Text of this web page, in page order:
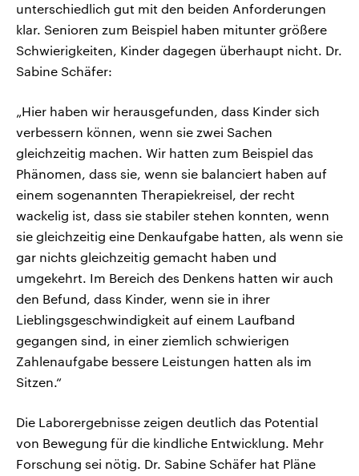
unterschiedlich gut mit den beiden Anforderungen
klar. Senioren zum Beispiel haben mitunter größere
Schwierigkeiten, Kinder dagegen überhaupt nicht. Dr.
Sabine Schäfer:
„Hier haben wir herausgefunden, dass Kinder sich
verbessern können, wenn sie zwei Sachen
gleichzeitig machen. Wir hatten zum Beispiel das
Phänomen, dass sie, wenn sie balanciert haben auf
einem sogenannten Therapiekreisel, der recht
wackelig ist, dass sie stabiler stehen konnten, wenn
sie gleichzeitig eine Denkaufgabe hatten, als wenn sie
gar nichts gleichzeitig gemacht haben und
umgekehrt. Im Bereich des Denkens hatten wir auch
den Befund, dass Kinder, wenn sie in ihrer
Lieblingsgeschwindigkeit auf einem Laufband
gegangen sind, in einer ziemlich schwierigen
Zahlenaufgabe bessere Leistungen hatten als im
Sitzen.“
Die Laborergebnisse zeigen deutlich das Potential
von Bewegung für die kindliche Entwicklung. Mehr
Forschung sei nötig. Dr. Sabine Schäfer hat Pläne